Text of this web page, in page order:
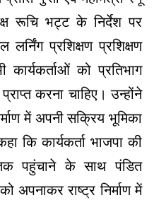
रूचि भट्ट के निर्देश पर
प्रशिक्षण प्रशिक्षण
को प्रतिभाग
करना चाहिए। उन्होंने
में अपनी सक्रिय भूमिका
कि कार्यकर्ता भाजपा की
पहुंचाने के साथ पंडित
अपनाकर राष्ट्र निर्माण में